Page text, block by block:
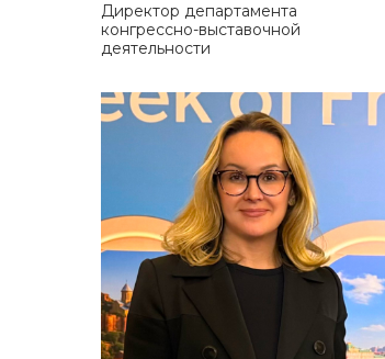
Директор департамента
конгрессно-выставочной
деятельности